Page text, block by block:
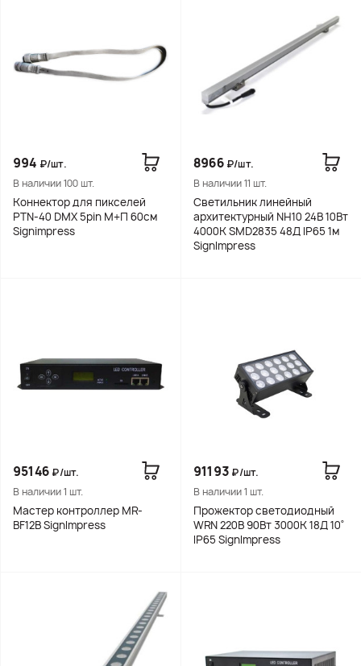
994 ₽/шт.
В наличии 100 шт.
Коннектор для пикселей
PTN-40 DMX 5pin М+П 60см
Signimpress
8966 ₽/шт.
В наличии 11 шт.
Светильник линейный
архитектурный NH10 24В 10Вт
4000K SMD2835 48Д IP65 1м
SignImpress
95146 ₽/шт.
В наличии 1 шт.
Мастер контроллер MR-
BF12B SignImpress
91193 ₽/шт.
В наличии 1 шт.
Прожектор светодиодный
WRN 220В 90Вт 3000K 18Д 10˚
IP65 SignImpress